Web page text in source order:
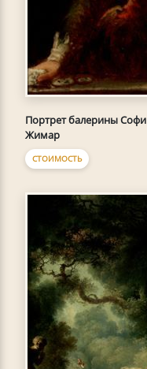
Портрет балерины Софи
Жимар
СТОИМОСТЬ